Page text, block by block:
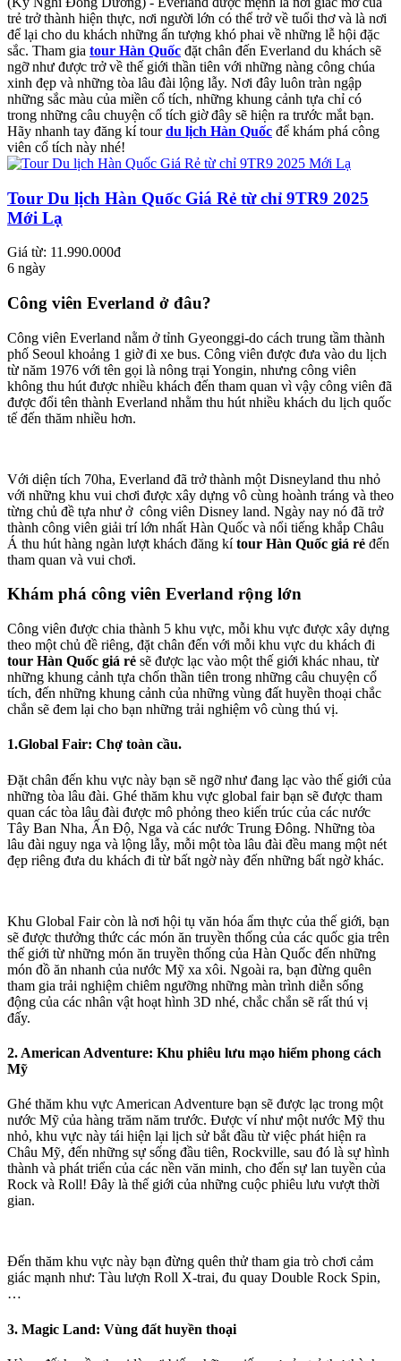
trẻ trở thành hiện thực, nơi người lớn có thể trở về tuổi thơ và là nơi
để lại cho du khách những ấn tượng khó phai về những lễ hội đặc
sắc. Tham gia tour Hàn Quốc đặt chân đến Everland du khách sẽ
ngỡ như được trở về thế giới thần tiên với những nàng công chúa
xinh đẹp và những tòa lâu đài lộng lẫy. Nơi đây luôn tràn ngập
những sắc màu của miền cổ tích, những khung cảnh tựa chỉ có
trong những câu chuyện cổ tích giờ đây sẽ hiện ra trước mắt bạn.
Hãy nhanh tay đăng kí tour du lịch Hàn Quốc để khám phá công
viên cổ tích này nhé!
Tour Du lịch Hàn Quốc Giá Rẻ từ chỉ 9TR9 2025
Mới Lạ
Giá từ: 11.990.000đ
6 ngày
Công viên Everland ở đâu?
Công viên Everland nằm ở tỉnh Gyeonggi-do cách trung tầm thành
phố Seoul khoảng 1 giờ đi xe bus. Công viên được đưa vào du lịch
từ năm 1976 với tên gọi là nông trại Yongin, nhưng công viên
không thu hút được nhiều khách đến tham quan vì vậy công viên đã
được đổi tên thành Everland nhằm thu hút nhiều khách du lịch quốc
tế đến thăm nhiều hơn.
Với diện tích 70ha, Everland đã trở thành một Disneyland thu nhỏ
với những khu vui chơi được xây dựng vô cùng hoành tráng và theo
từng chủ đề tựa như ở công viên Disney land. Ngày nay nó đã trở
thành công viên giải trí lớn nhất Hàn Quốc và nổi tiếng khắp Châu
Á thu hút hàng ngàn lượt khách đăng kítour Hàn Quốc giá rẻ đến
tham quan và vui chơi.
Khám phá công viên Everland rộng lớn
Công viên được chia thành 5 khu vực, mỗi khu vực được xây dựng
theo một chủ đề riêng, đặt chân đến với mỗi khu vực du khách đi
tour Hàn Quốc giá rẻ sẽ được lạc vào một thế giới khác nhau, từ
những khung cảnh tựa chốn thần tiên trong những câu chuyện cổ
tích, đến những khung cảnh của những vùng đất huyền thoại chắc
chắn sẽ đem lại cho bạn những trải nghiệm vô cùng thú vị.
1.Global Fair: Chợ toàn cầu.
Đặt chân đến khu vực này bạn sẽ ngỡ như đang lạc vào thế giới của
những tòa lâu đài. Ghé thăm khu vực global fair bạn sẽ được tham
quan các tòa lâu đài được mô phỏng theo kiến trúc của các nước
Tây Ban Nha, Ấn Độ, Nga và các nước Trung Đông. Những tòa
lâu đài nguy nga và lộng lẫy, mỗi một tòa lâu đài đều mang một nét
đẹp riêng đưa du khách đi từ bất ngờ này đến những bất ngờ khác.
Khu Global Fair còn là nơi hội tụ văn hóa ẩm thực của thế giới, bạn
sẽ được thưởng thức các món ăn truyền thống của các quốc gia trên
thế giới từ những món ăn truyền thống của Hàn Quốc đến những
món đồ ăn nhanh của nước Mỹ xa xôi. Ngoài ra, bạn đừng quên
tham gia trải nghiệm chiêm ngưỡng những màn trình diễn sống
động của các nhân vật hoạt hình 3D nhé, chắc chắn sẽ rất thú vị
đấy.
2. American Adventure: Khu phiêu lưu mạo hiểm phong cách
Mỹ
Ghé thăm khu vực American Adventure bạn sẽ được lạc trong một
nước Mỹ của hàng trăm năm trước. Được ví như một nước Mỹ thu
nhỏ, khu vực này tái hiện lại lịch sử bắt đầu từ việc phát hiện ra
Châu Mỹ, đến những sự sống đầu tiên, Rockville, sau đó là sự hình
thành và phát triển của các nền văn minh, cho đến sự lan tuyền của
Rock và Roll! Đây là thế giới của những cuộc phiêu lưu vượt thời
gian.
Đến thăm khu vực này bạn đừng quên thử tham gia trò chơi cảm
giác mạnh như: Tàu lượn Roll X-trai, đu quay Double Rock Spin,
…
3. Magic Land: Vùng đất huyền thoại